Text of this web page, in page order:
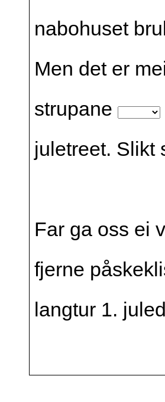
nabohuset
Men det er
strupane
juletreet. Slikt
Far ga oss ei
fjerne
langtur 1.